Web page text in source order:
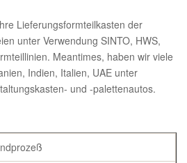
Lieferungsformteilkasten der
unter Verwendung SINTO, HWS,
Meantimes, haben wir viele
Indien, Italien, UAE unter
und -palettenautos.